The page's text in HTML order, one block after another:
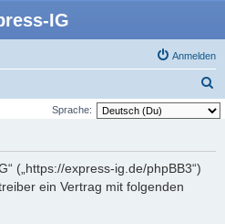
IG
Anmelden
u
Sprache:
(„https://express-ig.de/phpBB3“)
ein Vertrag mit folgenden